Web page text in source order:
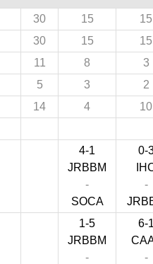
30 15
15
30 15
15
11 8
3
5 3
2
14 4 10
4-1
JRBBM
-
SOCA
0-
-
1-5
JRBBM
-
6-
-